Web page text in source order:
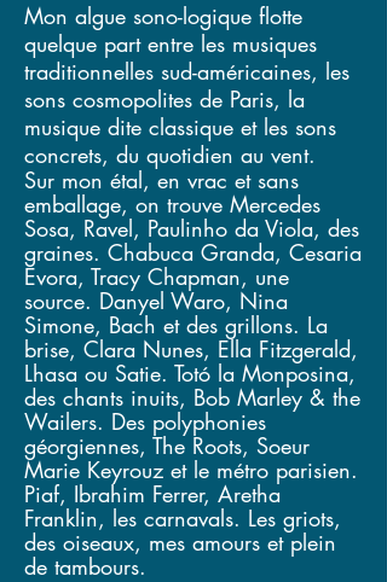
Mon algue sono-logique flotte
quelque part entre les musiques
traditionnelles sud-américaines, les
sons cosmopolites de Paris, la
musique dite classique et les sons
concrets, du quotidien au vent.
Sur mon étal, en vrac et sans
emballage, on trouve Mercedes
Sosa, Ravel, Paulinho da Viola, des
graines. Chabuca Granda, Cesaria
Evora, Tracy Chapman, une
source. Danyel Waro, Nina
Simone, Bach et des grillons. La
brise, Clara Nunes, Ella Fitzgerald,
Lhasa ou Satie. Totó la Monposina,
des chants inuits, Bob Marley & the
Wailers. Des polyphonies
géorgiennes, The Roots, Soeur
Marie Keyrouz et le métro parisien.
Piaf, Ibrahim Ferrer, Aretha
Franklin, les carnavals. Les griots,
des oiseaux, mes amours et plein
de tambours.